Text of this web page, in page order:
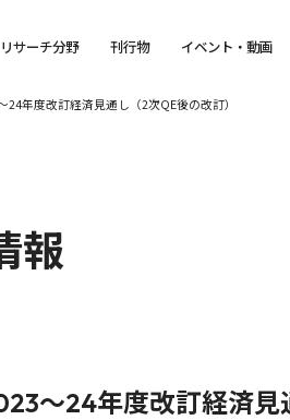
リサーチ分野 刊行物 イベント・動画
24年度改訂経済見通し（2次QE後の改訂）
報
～24年度改訂経済見